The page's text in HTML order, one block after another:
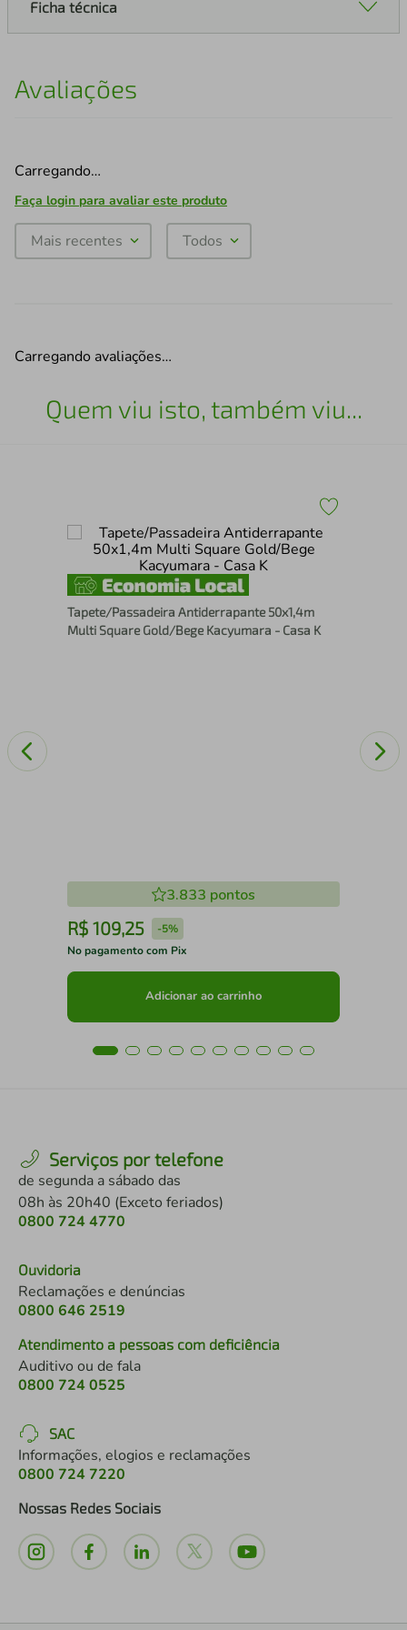
Ficha técnica
Avaliações
Carregando…
Faça login para avaliar este produto
Mais recentes Todos
Carregando avaliações…
Quem viu isto, também viu...
Tapete/Passadeira Antiderrapante 50x1,4m
Multi Square Gold/Bege Kacyumara - Casa K
3.833 pontos
R$ 109,25 -5%
No pagamento com Pix
Adicionar ao carrinho
Serviços por telefone
de segunda a sábado das
08h às 20h40 (Exceto feriados)
0800 724 4770
Ouvidoria
Reclamações e denúncias
0800 646 2519
Atendimento a pessoas com deficiência
Auditivo ou de fala
0800 724 0525
SAC
Informações, elogios e reclamações
0800 724 7220
Nossas Redes Sociais